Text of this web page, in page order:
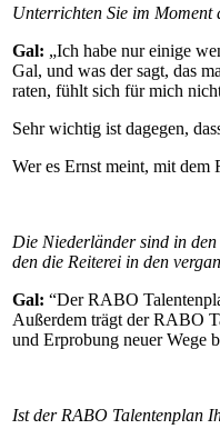
Unterrichten Sie im Moment
Gal: „Ich habe nur einige
Gal, und was der sagt, das
raten, fühlt sich für mich
Sehr wichtig ist dagegen,
Wer es Ernst meint, mit dem
Die Niederländer sind in
den die Reiterei in den
Gal: “Der RABO
Außerdem trägt der RABO
und Erprobung neuer Wege
Ist der RABO Talentenplan